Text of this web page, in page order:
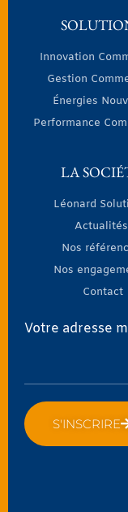
Innovation
Gestion
Énergies
Performance
LA
Léonard
Actualités
Nos
Nos
Contact
Votre adresse
S'INSCRIRE